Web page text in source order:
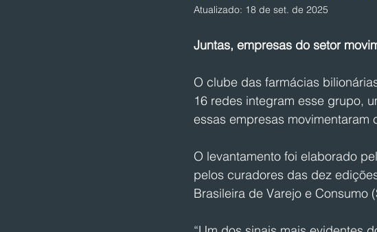
Atualizado: 18 de set. de 2025
Juntas, empresas do setor
O clube das farmácias
16 redes integram esse grupo,
essas empresas movimentaram
O levantamento foi elaborado
pelos curadores das dez
Brasileira de Varejo e Consumo